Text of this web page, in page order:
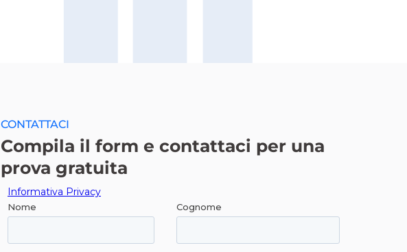
CONTATTACI
Compila il form e contattaci per una
prova gratuita